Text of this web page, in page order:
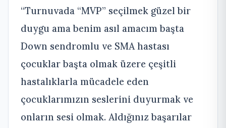
“Turnuvada “MVP” seçilmek güzel bir
duygu ama benim asıl amacım başta
Down sendromlu ve SMA hastası
çocuklar başta olmak üzere çeşitli
hastalıklarla mücadele eden
çocuklarımızın seslerini duyurmak ve
onların sesi olmak. Aldığınız başarılar